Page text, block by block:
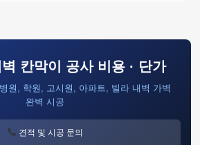
칸막이 공사 비용 · 단가
원, 학원, 고시원, 아파트, 빌라 내벽 가벽
완벽 시공
견적 및 시공 문의